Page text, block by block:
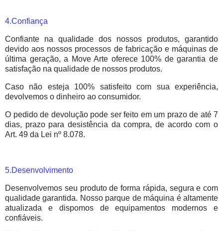
4.Confiança
Confiante na qualidade dos nossos produtos, garantido
devido aos nossos processos de fabricação e máquinas de
última geração, a Move Arte oferece 100% de garantia de
satisfação na qualidade de nossos produtos.
Caso não esteja 100% satisfeito com sua experiência,
devolvemos o dinheiro ao consumidor.
O pedido de devolução pode ser feito em um prazo de até 7
dias, prazo para desistência da compra, de acordo com o
Art. 49 da Lei nº 8.078.
5.Desenvolvimento
Desenvolvemos seu produto de forma rápida, segura e com
qualidade garantida. Nosso parque de máquina é altamente
atualizada e dispomos de equipamentos modernos e
confiáveis.